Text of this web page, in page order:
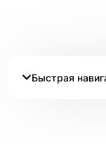
Быстрая